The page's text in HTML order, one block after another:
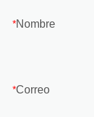
*Nombre
*Correo